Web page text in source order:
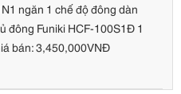
ngăn 1 chế độ đông dàn
đông Funiki HCF-100S1Đ 1
bán: 3,450,000VNĐ